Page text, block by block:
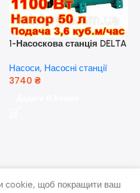
1-Насоскова станція DELTA
кВт) ( Польща)
Насоси, Насосні станції
3740 ₴
cookie, щоб покращити ваш